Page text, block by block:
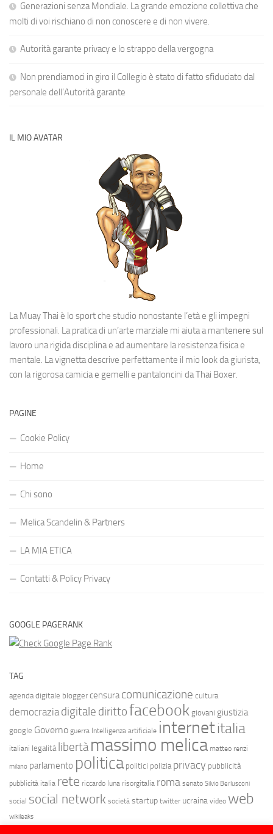
Generazioni senza Mondiale. La grande emozione collettiva che
molti di voi rischiano di non conoscere e di non vivere.
Autorità garante privacy e lo strappo della vergogna
Non prendiamoci in giro il Collegio è stato di fatto sfiduciato dal
personale dell’Autorità garante
IL MIO AVATAR
La Muay Thai è lo sport che studio nonostante l’età e gli impegni
professionali. La pratica di un’arte marziale mi aiuta a mantenere sul
lavoro una rigida disciplina e ad aumentare la resistenza fisica e
mentale. La vignetta descrive perfettamente il mio look da giurista,
con la rigorosa camicia e gemelli e pantaloncini da Thai Boxer.
PAGINE
Cookie Policy
Home
Chi sono
Melica Scandelin & Partners
LA MIA ETICA
Contatti & Policy Privacy
GOOGLE PAGERANK
TAG
agenda digitale blogger censura comunicazione cultura
democrazia digitale dirittofacebook giovani giustizia
google Governo guerra Intelligenza artificiale internetitalia
italiani legalità libertà massimo melica matteo renzi
milano parlamento politica politici polizia privacy pubblicità
pubblicità italia rete riccardo luna risorgitalia roma senato Silvio Berlusconi
social social network società startup twitter ucraina video web
wikileaks